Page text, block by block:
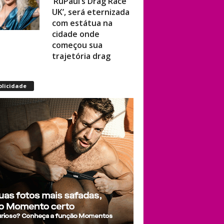
UK’, será eternizada
com estátua na
cidade onde
começou sua
trajetória drag
espanhol viram
assunto na web por
fotos “românticas”
em iate
Presença de
Shangela faz
estrelas de RuPaul’s
Drag Race
abandonarem festa
de aniversário de